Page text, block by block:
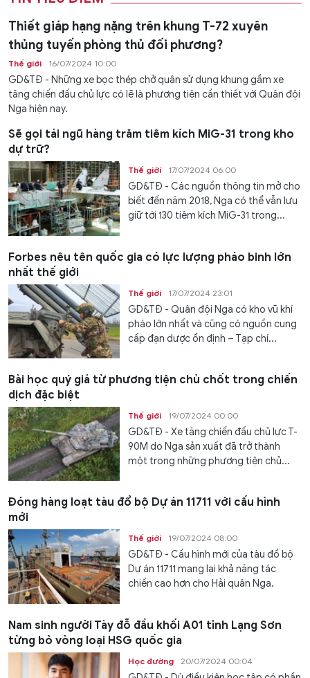
Thiết giáp hạng nặng trên khung T-72 xuyên
thủng tuyến phòng thủ đối phương?
Thế giới 16/07/2024 10:00
GD&TĐ - Những xe bọc thép chở quân sử dụng khung gầm xe
tăng chiến đấu chủ lực có lẽ là phương tiện cần thiết với Quân đội
Nga hiện nay.
Sẽ gọi tái ngũ hàng trăm tiêm kích MiG-31 trong kho
dự trữ?
Thế giới 17/07/2024 06:00
GD&TĐ - Các nguồn thông tin mở cho
biết đến năm 2018, Nga có thể vẫn lưu
giữ tới 130 tiêm kích MiG-31 trong...
Forbes nêu tên quốc gia có lực lượng pháo binh lớn
nhất thế giới
Thế giới 17/07/2024 23:01
GD&TĐ - Quân đội Nga có kho vũ khí
pháo lớn nhất và cũng có nguồn cung
cấp đạn dược ổn định – Tạp chí...
Bài học quý giá từ phương tiện chủ chốt trong chiến
dịch đặc biệt
Thế giới 19/07/2024 00:00
GD&TĐ - Xe tăng chiến đấu chủ lực T-
90M do Nga sản xuất đã trở thành
một trong những phương tiện chủ...
Đóng hàng loạt tàu đổ bộ Dự án 11711 với cấu hình
mới
Thế giới 19/07/2024 08:00
GD&TĐ - Cấu hình mới của tàu đổ bộ
Dự án 11711 mang lại khả năng tác
chiến cao hơn cho Hải quân Nga.
Nam sinh người Tày đỗ đầu khối A01 tỉnh Lạng Sơn
từng bỏ vòng loại HSG quốc gia
Học đường 20/07/2024 00:04